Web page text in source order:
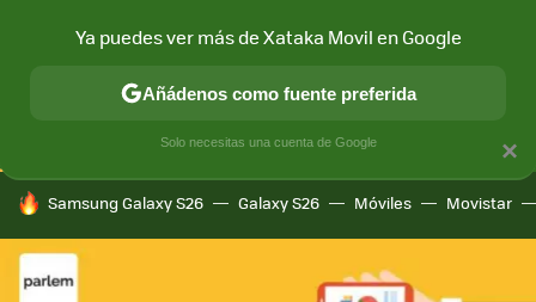
CONECTIVIDAD MÓVIL Y SOCIEDAD APLICACIONES
HOY SE HABLA DE
Samsung Galaxy S26 Galaxy S26 Móviles Movistar
×
Ya puedes ver más de Xataka Movil en Google
Añádenos como fuente preferida
Solo necesitas una cuenta de Google